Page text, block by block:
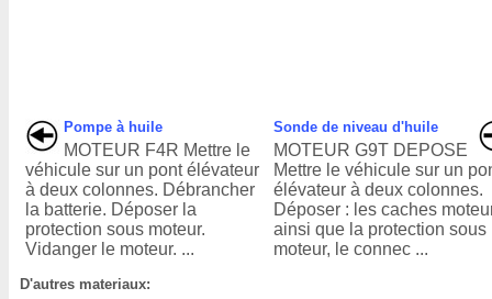
Pompe à huile
MOTEUR F4R Mettre le
véhicule sur un pont élévateur
à deux colonnes. Débrancher
la batterie. Déposer la
protection sous moteur.
Vidanger le moteur. ...
Sonde de niveau d'huile
MOTEUR G9T DEPOSE
Mettre le véhicule sur un
élévateur à deux colonnes.
Déposer : les caches
ainsi que la protection sous
moteur, le connec ...
D'autres materiaux: